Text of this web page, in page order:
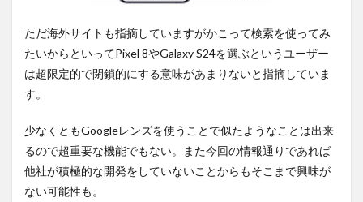
ただ海外サイトも指摘していますがかこって検索を使ってみ
たいからといってPixel 8やGalaxy S24を選ぶというユーザー
は超限定的で閉鎖的にする意味があまりないと指摘していま
す。
少なくともGoogleレンズを使うことで似たようなことは出来
るので超重要な機能でもない。また今回の情報通りであれば
他社が積極的な開発をしていないことからもそこまで興味が
ない可能性も。